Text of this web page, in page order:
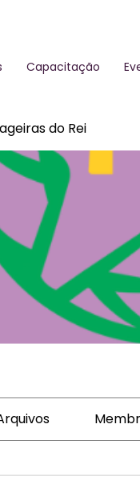
Capacitação
do Rei